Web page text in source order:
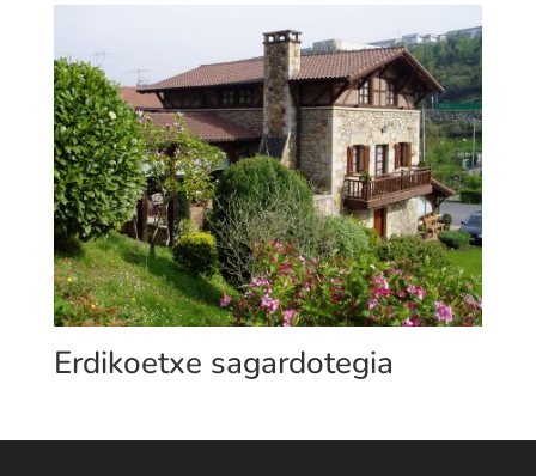
Erdikoetxe sagardotegia